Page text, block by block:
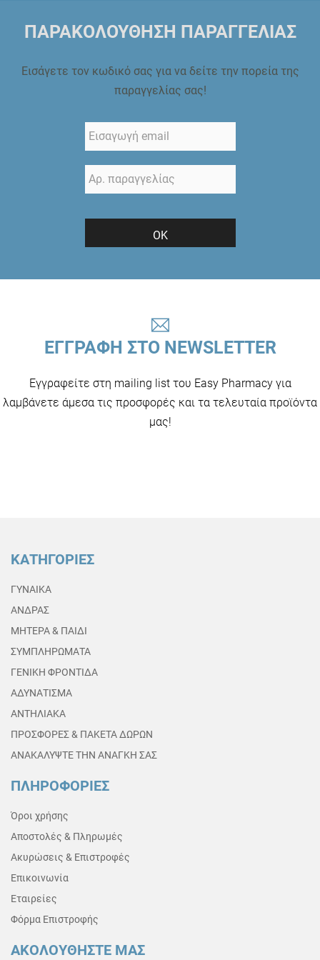
ΠΑΡΑΚΟΛΟΥΘΗΣΗ ΠΑΡΑΓΓΕΛΙΑΣ
Εισάγετε τον κωδικό σας για να δείτε την πορεία της
παραγγελίας σας!
ΟΚ
ΕΓΓΡΑΦΗ ΣΤΟ NEWSLETTER
Εγγραφείτε στη mailing list του Easy Pharmacy για
λαμβάνετε άμεσα τις προσφορές και τα τελευταία προϊόντα
μας!
ΚΑΤΗΓΟΡΙΕΣ
ΓΥΝΑΙΚΑ
ΑΝΔΡΑΣ
ΜΗΤΕΡΑ & ΠΑΙΔΙ
ΣΥΜΠΛΗΡΩΜΑΤΑ
ΓΕΝΙΚΗ ΦΡΟΝΤΙΔΑ
ΑΔΥΝΑΤΙΣΜΑ
ΑΝΤΗΛΙΑΚΑ
ΠΡΟΣΦΟΡΕΣ & ΠΑΚΕΤΑ ΔΩΡΩΝ
ΑΝΑΚΑΛΥΨΤΕ ΤΗΝ ΑΝΑΓΚΗ ΣΑΣ
ΠΛΗΡΟΦΟΡΙΕΣ
Όροι χρήσης
Αποστολές & Πληρωμές
Ακυρώσεις & Επιστροφές
Επικοινωνία
Εταιρείες
Φόρμα Επιστροφής
ΑΚΟΛΟΥΘΗΣΤΕ ΜΑΣ